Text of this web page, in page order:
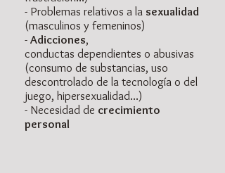
- Problemas relativos a la sexualidad
(masculinos y femeninos)
- Adicciones,
conductas dependientes o abusivas
(consumo de substancias, uso
descontrolado de la tecnología o del
juego, hipersexualidad...)
- Necesidad de crecimiento
personal